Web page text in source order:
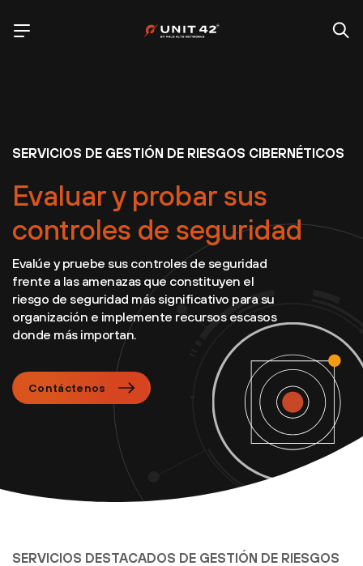
SERVICIOS DE GESTIÓN DE RIESGOS CIBERNÉTICOS
Evaluar y probar sus
controles de seguridad
Evalúe y pruebe sus controles de seguridad
frente a las amenazas que constituyen el
riesgo de seguridad más significativo para su
organización e implemente recursos escasos
donde más importan.
Contáctenos
SERVICIOS DESTACADOS DE GESTIÓN DE RIESGOS